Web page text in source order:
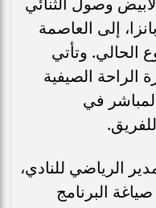
إلى العاصمة
الحالي. وتأتي
الراحة الصيفية
في
الرياضي للنادي،
البرنامج